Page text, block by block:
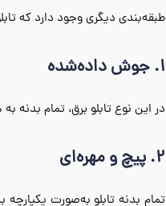
طبقه‌بندی دیگری وجود دارد که
1. جوش داده‌شده
در این نوع تابلو برق، تمام
2. پیچ و مهره‌ای
تمام بدنه تابلو به‌صورت